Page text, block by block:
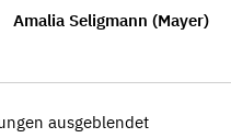
Amalia Seligmann (Mayer)
ausgeblendet